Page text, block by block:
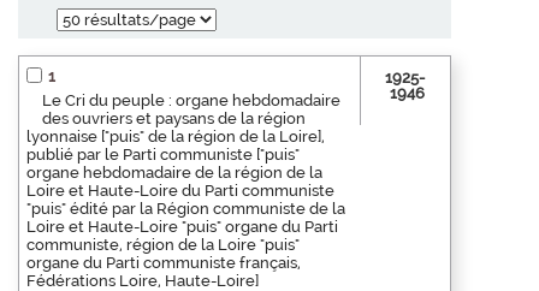
1
Le Cri du peuple : organe hebdomadaire
des ouvriers et paysans de la région
lyonnaise ["puis" de la région de la Loire],
publié par le Parti communiste ["puis"
organe hebdomadaire de la région de la
Loire et Haute-Loire du Parti communiste
"puis" édité par la Région communiste de la
Loire et Haute-Loire "puis" organe du Parti
communiste, région de la Loire "puis"
organe du Parti communiste français,
Fédérations Loire, Haute-Loire]
1925-
1946